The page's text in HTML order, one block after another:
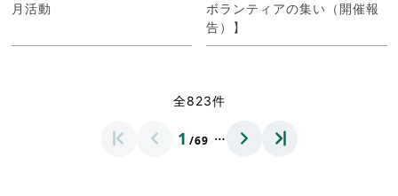
月活動
ボランティアの集い（開催報
告）】
全823件
1 /69 …